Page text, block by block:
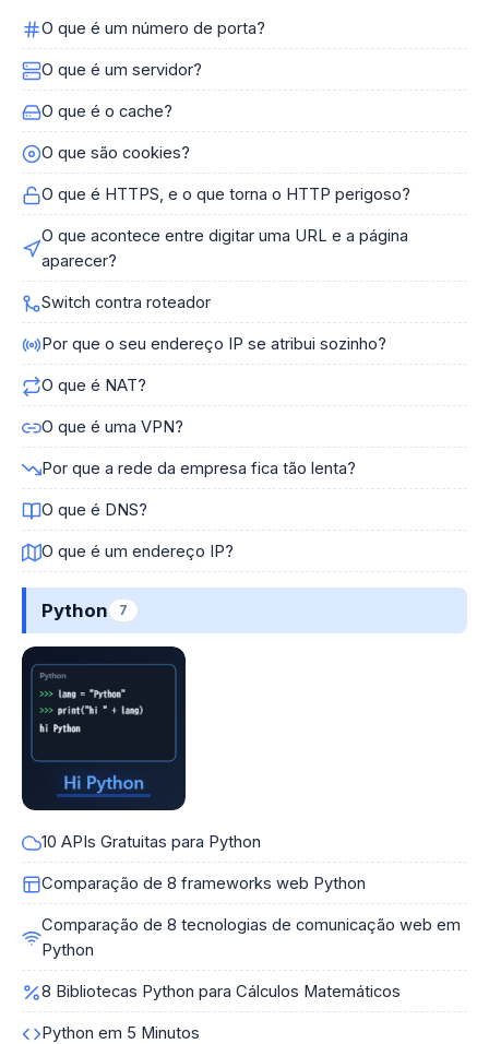
O que é um número de porta?
O que é um servidor?
O que é o cache?
O que são cookies?
O que é HTTPS, e o que torna o HTTP perigoso?
O que acontece entre digitar uma URL e a página
aparecer?
Switch contra roteador
Por que o seu endereço IP se atribui sozinho?
O que é NAT?
O que é uma VPN?
Por que a rede da empresa fica tão lenta?
O que é DNS?
O que é um endereço IP?
Python 7
10 APIs Gratuitas para Python
Comparação de 8 frameworks web Python
Comparação de 8 tecnologias de comunicação web em
Python
8 Bibliotecas Python para Cálculos Matemáticos
Python em 5 Minutos